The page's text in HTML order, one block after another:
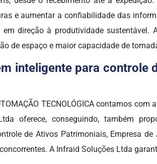
e aumentar a confiabilidade das
direção à produtividade sustentável.
de espaço e maior capacidade de
inteligente para controle
TECNOLÓGICA contamos
oferece, conseguindo, também
de Ativos Patrimoniais, Empresa
A Infraid Soluções Ltda